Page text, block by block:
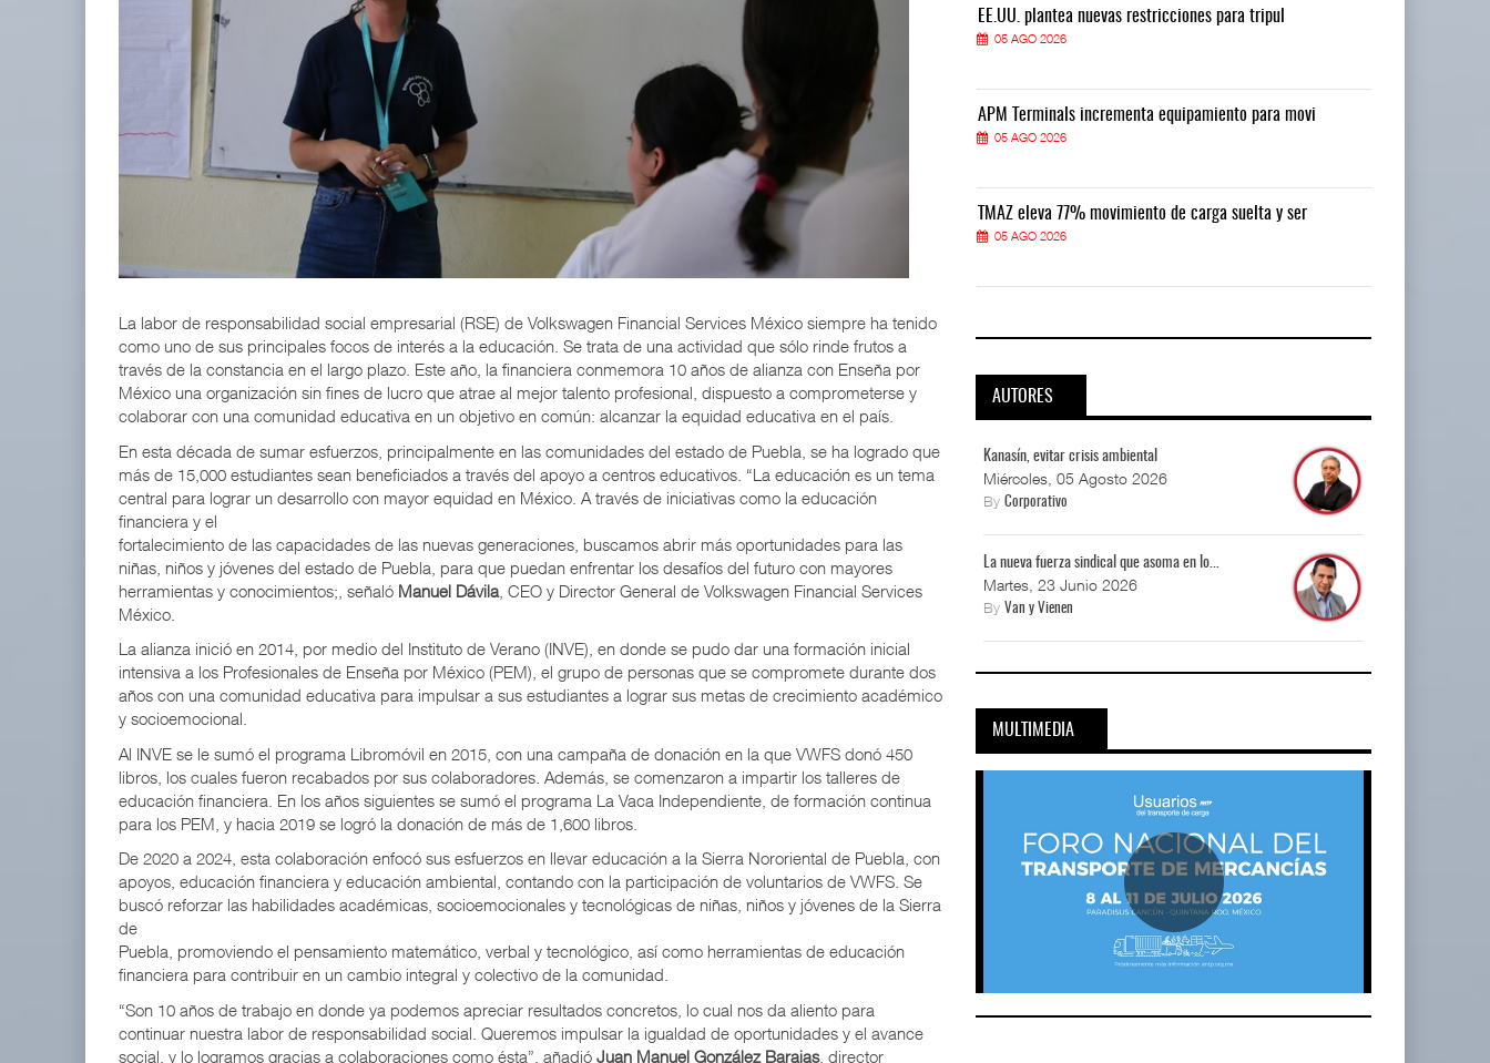
La labor de responsabilidad social empresarial (RSE) de Volkswagen Financial Services México siempre ha tenido
como uno de sus principales focos de interés a la educación. Se trata de una actividad que sólo rinde frutos a
través de la constancia en el largo plazo. Este año, la financiera conmemora 10 años de alianza con Enseña por
México una organización sin fines de lucro que atrae al mejor talento profesional, dispuesto a comprometerse y
colaborar con una comunidad educativa en un objetivo en común: alcanzar la equidad educativa en el país.
En esta década de sumar esfuerzos, principalmente en las comunidades del estado de Puebla, se ha logrado que
más de 15,000 estudiantes sean beneficiados a través del apoyo a centros educativos. “La educación es un tema
central para lograr un desarrollo con mayor equidad en México. A través de iniciativas como la educación
financiera y el
fortalecimiento de las capacidades de las nuevas generaciones, buscamos abrir más oportunidades para las
niñas, niños y jóvenes del estado de Puebla, para que puedan enfrentar los desafíos del futuro con mayores
herramientas y conocimientos;, señaló Manuel Dávila, CEO y Director General de Volkswagen Financial Services
México.
La alianza inició en 2014, por medio del Instituto de Verano (INVE), en donde se pudo dar una formación inicial
intensiva a los Profesionales de Enseña por México (PEM), el grupo de personas que se compromete durante dos
años con una comunidad educativa para impulsar a sus estudiantes a lograr sus metas de crecimiento académico
y socioemocional.
Al INVE se le sumó el programa Libromóvil en 2015, con una campaña de donación en la que VWFS donó 450
libros, los cuales fueron recabados por sus colaboradores. Además, se comenzaron a impartir los talleres de
educación financiera. En los años siguientes se sumó el programa La Vaca Independiente, de formación continua
para los PEM, y hacia 2019 se logró la donación de más de 1,600 libros.
De 2020 a 2024, esta colaboración enfocó sus esfuerzos en llevar educación a la Sierra Nororiental de Puebla, con
apoyos, educación financiera y educación ambiental, contando con la participación de voluntarios de VWFS. Se
buscó reforzar las habilidades académicas, socioemocionales y tecnológicas de niñas, niños y jóvenes de la Sierra
de
Puebla, promoviendo el pensamiento matemático, verbal y tecnológico, así como herramientas de educación
financiera para contribuir en un cambio integral y colectivo de la comunidad.
“Son 10 años de trabajo en donde ya podemos apreciar resultados concretos, lo cual nos da aliento para
continuar nuestra labor de responsabilidad social. Queremos impulsar la igualdad de oportunidades y el avance
social, y lo logramos gracias a colaboraciones como ésta”, añadió Juan Manuel González Barajas, director
EE.UU. plantea nuevas restricciones para tripul
05 AGO 2026
APM Terminals incrementa equipamiento para movi
05 AGO 2026
TMAZ eleva 77% movimiento de carga suelta y ser
EE.UU. plantea nuevas restricciones para tripul
APM Terminals incrementa equipamiento para movi
05 AGO 2026
TMAZ eleva 77% movimiento de carga suelta y ser
05 AGO 2026
EE.UU. plantea nuevas restricciones para tripul
05 AGO 2026
APM Terminals incrementa equipamiento para movi
05 AGO 2026
TMAZ eleva 77% movimiento de carga suelta y ser
05 AGO 2026
AUTORES
Kanasín, evitar crisis ambiental
Miércoles, 05 Agosto 2026
ByCorporativo
La nueva fuerza sindical que asoma en lo...
Martes, 23 Junio 2026
ByVan y Vienen
MULTIMEDIA